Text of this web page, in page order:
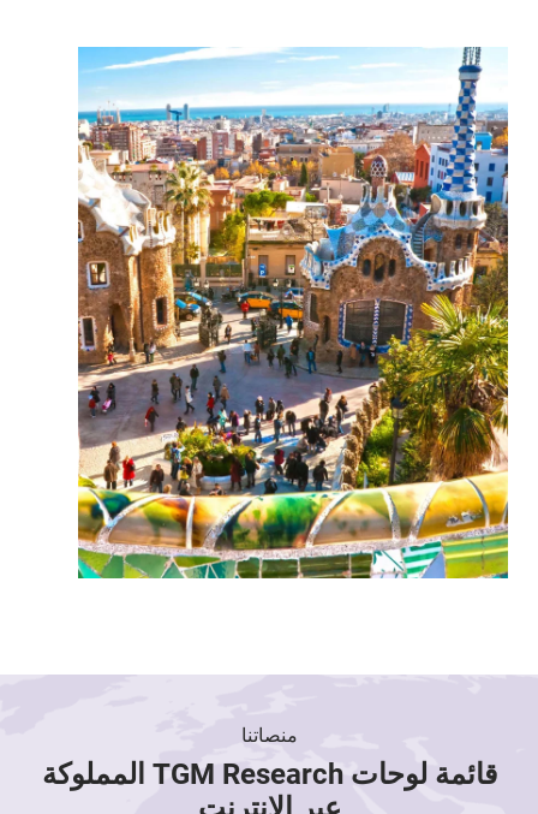
منصاتنا
قائمة لوحات TGM Research المملوكة